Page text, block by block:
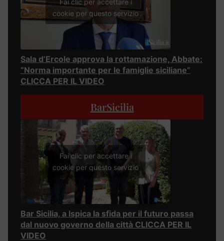
cookie per questo servizio
Sala d’Ercole approva la rottamazione, Abbate:
“Norma importante per le famiglie siciliane”
CLICCA PER IL VIDEO
BarSicilia
Fai clic per accettare i
cookie per questo servizio
Bar Sicilia, a Ispica la sfida per il futuro passa
dal nuovo governo della città CLICCA PER IL
VIDEO